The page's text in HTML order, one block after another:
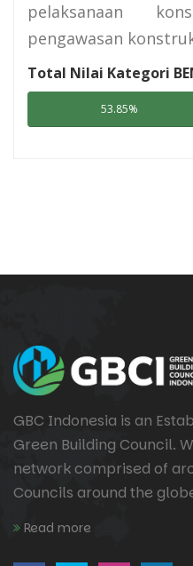
pelaksanaan
pengawasan
Total Nilai Kategori
53.85%
GBC Indonesia is an
Green Building Council.
network comprised of
Councils around the
Read more